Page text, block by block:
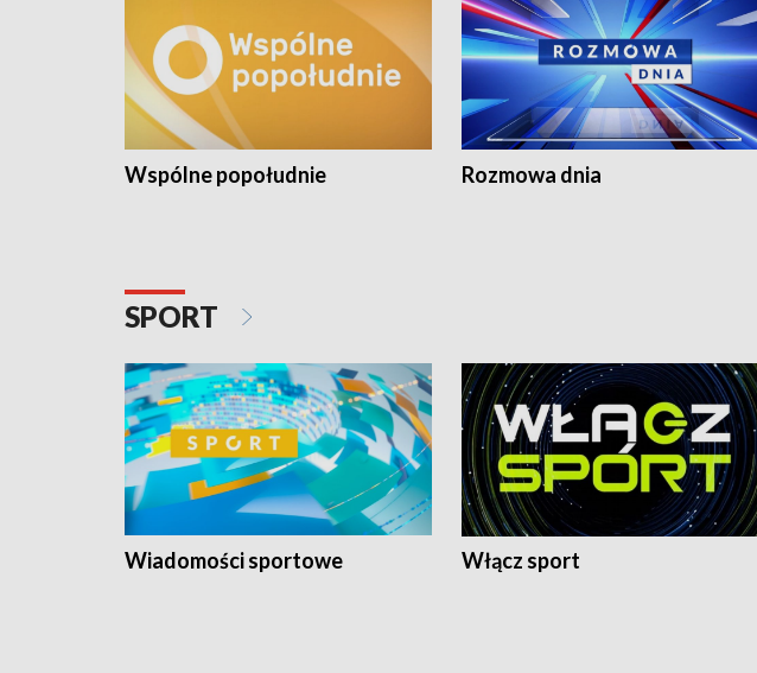
Wspólne popołudnie Rozmowa dnia
SPORT
Wiadomości sportowe Włącz sport